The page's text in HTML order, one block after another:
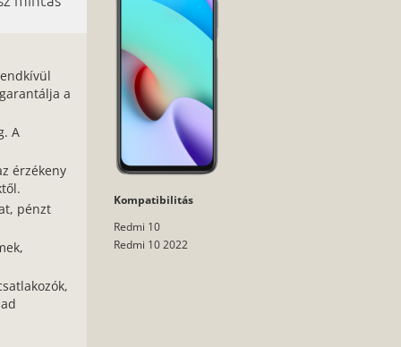
a
A
érzékeny
pénzt
Kompatibilitás
Redmi 10
Redmi 10 2022